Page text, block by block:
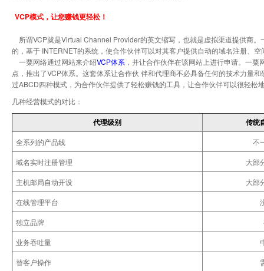
VCP模式，让您赚钱更轻松！
所谓VCP就是Virtual Channel Provider的英文缩写，也就是虚拟渠道提供商
的，基于 INTERNET的系统，使合作伙伴可以对其客户提供自动的域名注册、
一粟网络通过网站来介绍VCP体系 ，并让合作伙伴在该网站上进行申请。一
点，推出了VCP体系。这套体系让合作伙 伴和代理商不必具备任何的技术力量
过ABCD四种模式，为合作伙伴提供了轻松赚钱的工具，让合作伙伴可以很轻松
几种经营模式的对比：
代理级别 传统
全系列的产品线
不
域名实时注册管理
大部
主机邮局自动开设
大部
在线管理平台
独立品牌
业务吞吐量
替客户操作